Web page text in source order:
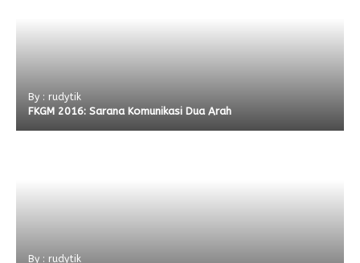
By : rudytik
FKGM 2016: Sarana Komunikasi Dua Arah
By : rudytik